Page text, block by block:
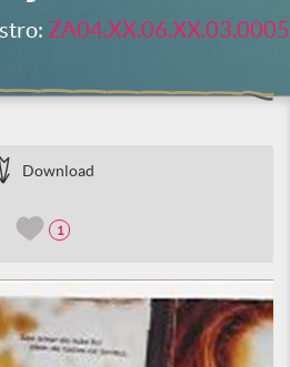
ZA04.XX.06.XX.03.0005
Download
1